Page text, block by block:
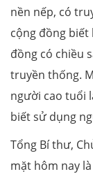
nền nếp, có
cộng đồng biết
đồng có chiều
truyền thống.
người cao tuổi
biết sử dụng
Tổng Bí thư,
mặt hôm nay